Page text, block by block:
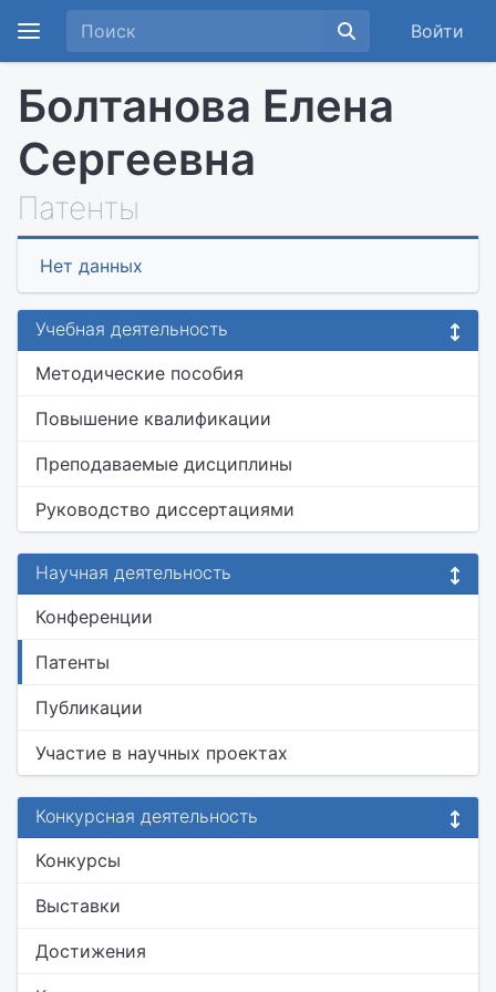
Войти
Болтанова Елена
Сергеевна
Патенты
Нет данных
Учебная деятельность
Методические пособия
Повышение квалификации
Преподаваемые дисциплины
Руководство диссертациями
Научная деятельность
Конференции
Патенты
Публикации
Участие в научных проектах
Конкурсная деятельность
Конкурсы
Выставки
Достижения